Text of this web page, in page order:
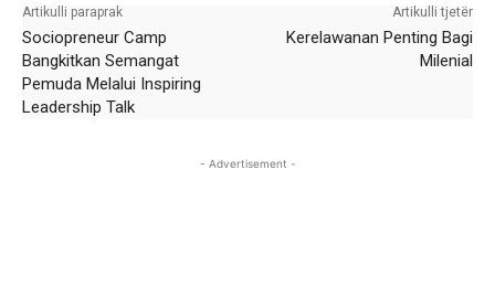
Artikulli paraprak
Sociopreneur Camp
Bangkitkan Semangat
Pemuda Melalui Inspiring
Leadership Talk
Artikulli tjetër
Kerelawanan Penting Bagi
Milenial
- Advertisement -